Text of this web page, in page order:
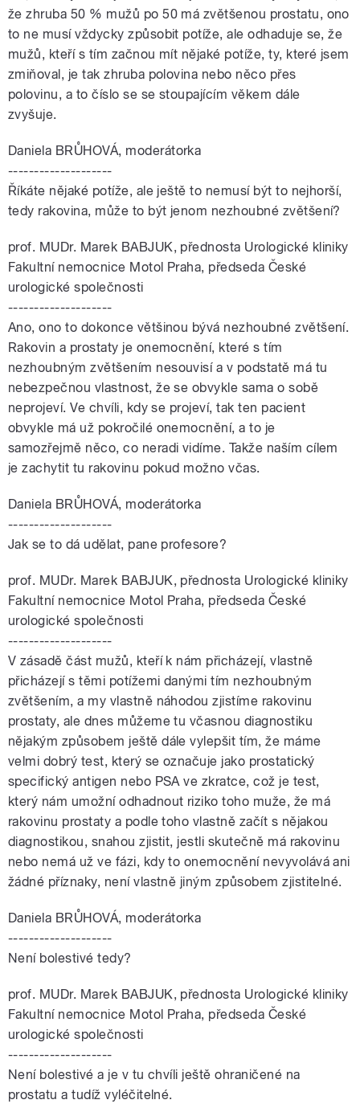
že zhruba 50 % mužů po 50 má zvětšenou prostatu, ono
to ne musí vždycky způsobit potíže, ale odhaduje se, že
mužů, kteří s tím začnou mít nějaké potíže, ty, které jsem
zmiňoval, je tak zhruba polovina nebo něco přes
polovinu, a to číslo se se stoupajícím věkem dále
zvyšuje.
Daniela BRŮHOVÁ, moderátorka
--------------------
Říkáte nějaké potíže, ale ještě to nemusí být to nejhorší,
tedy rakovina, může to být jenom nezhoubné zvětšení?
prof. MUDr. Marek BABJUK, přednosta Urologické kliniky
Fakultní nemocnice Motol Praha, předseda České
urologické společnosti
--------------------
Ano, ono to dokonce většinou bývá nezhoubné zvětšení.
Rakovin a prostaty je onemocnění, které s tím
nezhoubným zvětšením nesouvisí a v podstatě má tu
nebezpečnou vlastnost, že se obvykle sama o sobě
neprojeví. Ve chvíli, kdy se projeví, tak ten pacient
obvykle má už pokročilé onemocnění, a to je
samozřejmě něco, co neradi vidíme. Takže naším cílem
je zachytit tu rakovinu pokud možno včas.
Daniela BRŮHOVÁ, moderátorka
--------------------
Jak se to dá udělat, pane profesore?
prof. MUDr. Marek BABJUK, přednosta Urologické kliniky
Fakultní nemocnice Motol Praha, předseda České
urologické společnosti
--------------------
V zásadě část mužů, kteří k nám přicházejí, vlastně
přicházejí s těmi potížemi danými tím nezhoubným
zvětšením, a my vlastně náhodou zjistíme rakovinu
prostaty, ale dnes můžeme tu včasnou diagnostiku
nějakým způsobem ještě dále vylepšit tím, že máme
velmi dobrý test, který se označuje jako prostatický
specifický antigen nebo PSA ve zkratce, což je test,
který nám umožní odhadnout riziko toho muže, že má
rakovinu prostaty a podle toho vlastně začít s nějakou
diagnostikou, snahou zjistit, jestli skutečně má rakovinu
nebo nemá už ve fázi, kdy to onemocnění nevyvolává ani
žádné příznaky, není vlastně jiným způsobem zjistitelné.
Daniela BRŮHOVÁ, moderátorka
--------------------
Není bolestivé tedy?
prof. MUDr. Marek BABJUK, přednosta Urologické kliniky
Fakultní nemocnice Motol Praha, předseda České
urologické společnosti
--------------------
Není bolestivé a je v tu chvíli ještě ohraničené na
prostatu a tudíž vyléčitelné.